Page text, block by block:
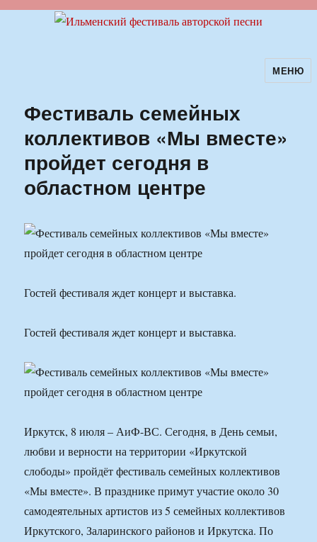
Ильменский фестиваль авторскойМЕНЮ
Фестиваль семейных
коллективов «Мы вместе»
пройдет сегодня в
областном центре
Гостей фестиваля ждет концерт и выставка.
Гостей фестиваля ждет концерт и выставка.
Иркутск, 8 июля – АиФ-ВС. Сегодня, в День семьи,
любви и верности на территории «Иркутской
слободы» пройдёт фестиваль семейных коллективов
«Мы вместе». В празднике примут участие около 30
самодеятельных артистов из 5 семейных коллективов
Иркутского, Заларинского районов и Иркутска. По